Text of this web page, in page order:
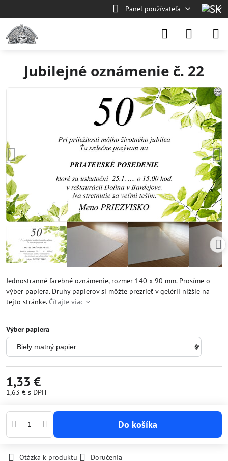
Panel používateľa
Jubilejné oznámenie č. 22
Jednostranné farebné oznámenie, rozmer 140 x 90 mm. Prosíme o
výber papiera. Druhy papierov si môžte prezrieť v gelérii nižšie na
tejto stránke.Čítajte viac
Výber papiera
1,33 €
1,63 € s DPH
Do košíka
Otázka k produktu Doručenia